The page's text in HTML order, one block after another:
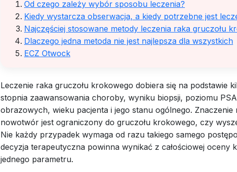
Od czego zależy wybór sposobu leczenia?
Kiedy wystarcza obserwacja, a kiedy potrzebne jest
Najczęściej stosowane metody leczenia raka gruczołu
Dlaczego jedna metoda nie jest najlepsza dla wszystkich
ECZ Otwock
Leczenie raka gruczołu krokowego dobiera się na podstawie
stopnia zaawansowania choroby, wyniku biopsji, poziomu
obrazowych, wieku pacjenta i jego stanu ogólnego. Znaczenie
nowotwór jest ograniczony do gruczołu krokowego, czy
Nie każdy przypadek wymaga od razu takiego samego
decyzja terapeutyczna powinna wynikać z całościowej oceny
jednego parametru.